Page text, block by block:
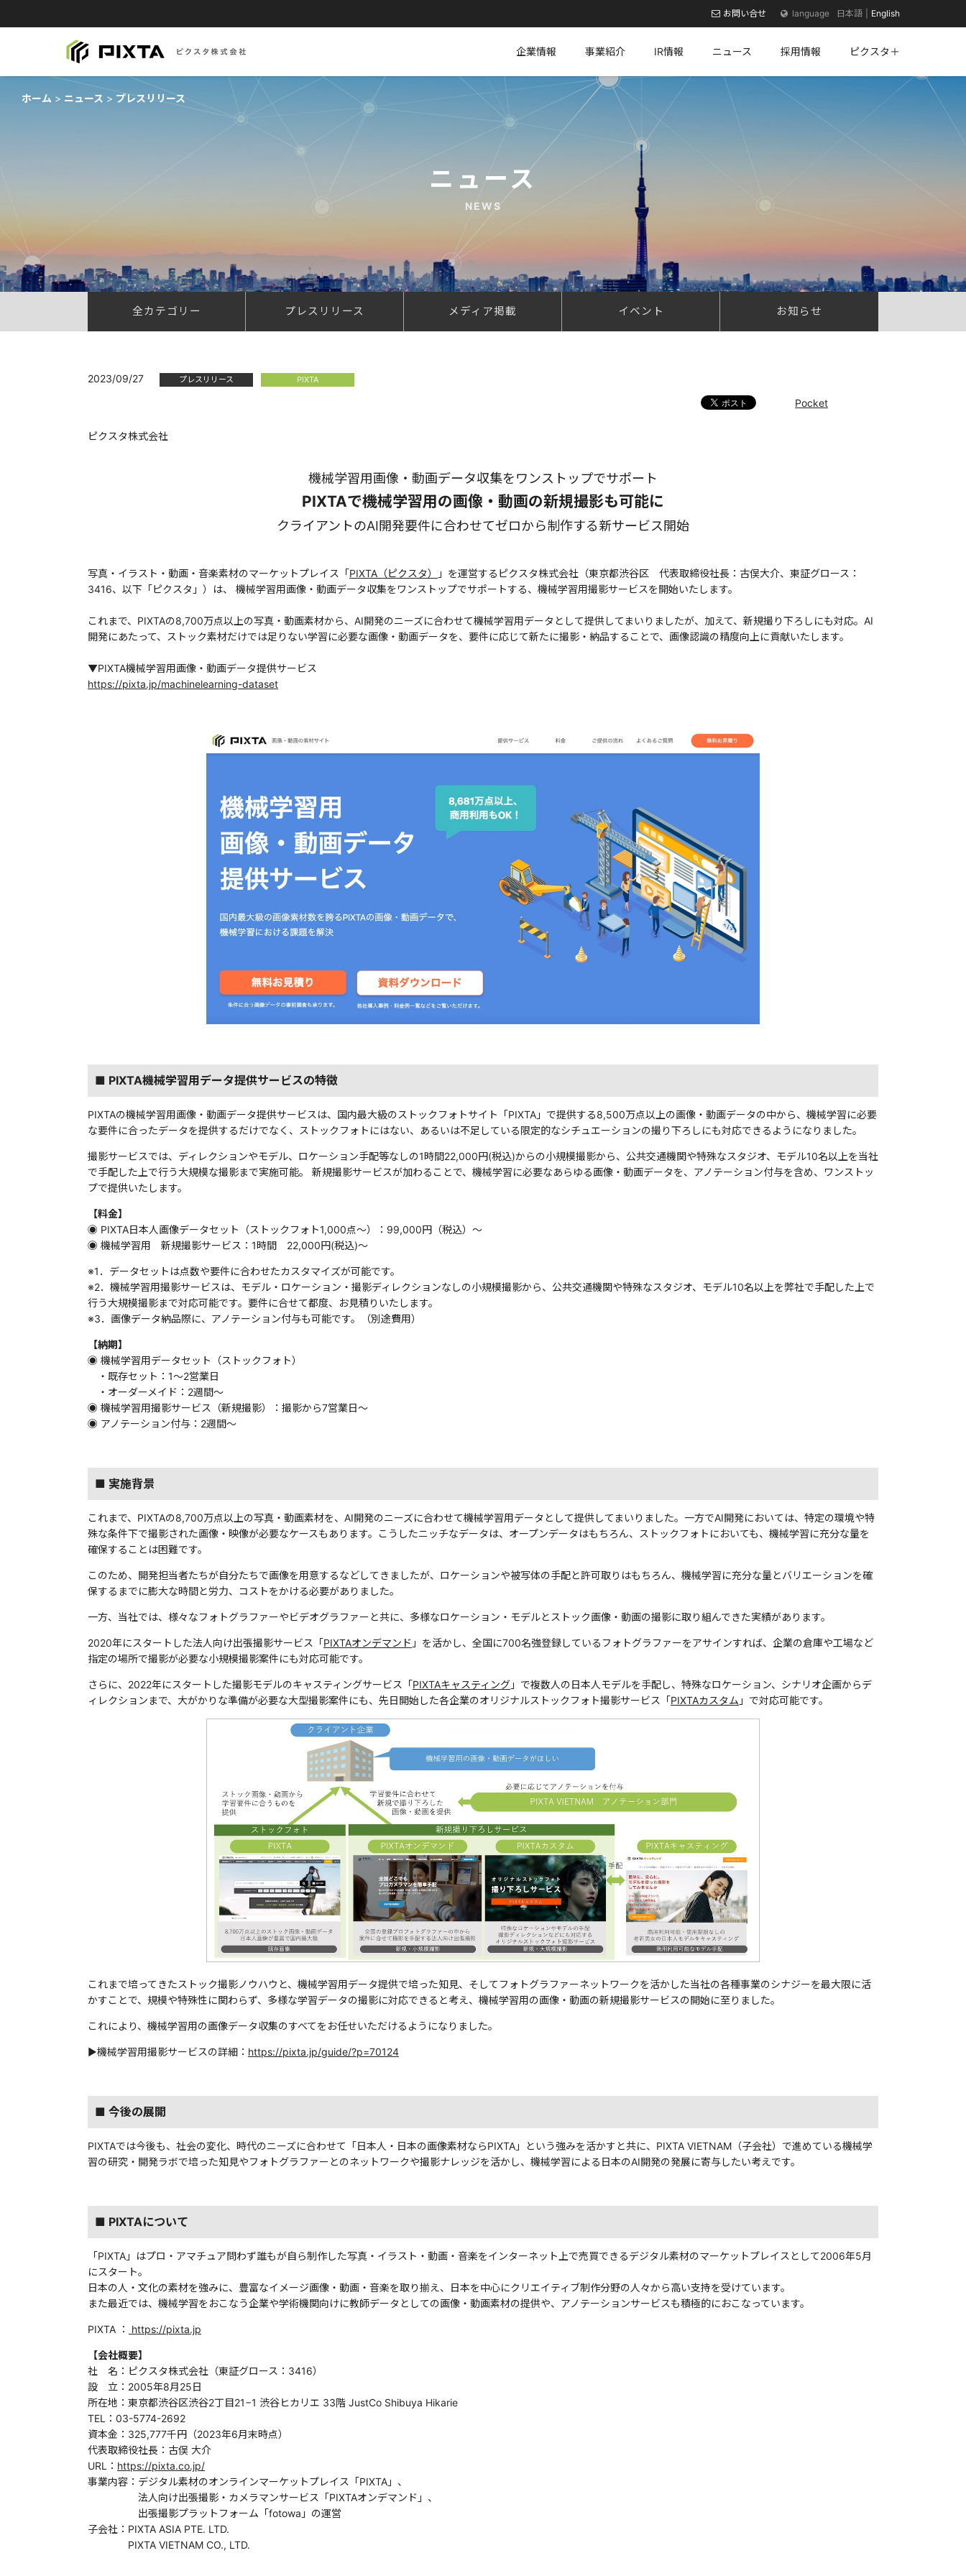
企業情報 事業紹介 IR情報 ニュース 採用情報 ピクスタ＋
お問い合せ 日本語 English
ホーム ニュース プレスリリース
ニュース
NEWS
全カテゴリー プレスリリース メディア掲載 イベント お知らせ
2023/09/27 プレスリリース PIXTA
Pocket
ピクスタ株式会社
機械学習用画像・動画データ収集をワンストップでサポート
PIXTAで機械学習用の画像・動画の新規撮影も可能に
クライアントのAI開発要件に合わせてゼロから制作する新サービス開始
写真・イラスト・動画・音楽素材のマーケットプレイス「PIXTA（ピクスタ）
」を運営するピクスタ株式会社（東京都渋谷区 代表取締役社長：古俣大介、東証グロース：
3416、以下「ピクスタ」）は、 機械学習用画像・動画データ収集をワンストップでサポートする、機械学習用撮影サービスを開始いたします。
これまで、PIXTAの8,700万点以上の写真・動画素材から、AI開発のニーズに合わせて機械学習用データとして提供してまいりましたが、加えて、新規撮り下ろしにも対応。AI
開発にあたって、ストック素材だけでは足りない学習に必要な画像・動画データを、要件に応じて新たに撮影・納品することで、画像認識の精度向上に貢献いたします。
▼PIXTA機械学習用画像・動画データ提供サービス
https://pixta.jp/machinelearning-dataset
■ PIXTA機械学習用データ提供サービスの特徴
PIXTAの機械学習用画像・動画データ提供サービスは、国内最大級のストックフォトサイト「PIXTA」で提供する8,500万点以上の画像・動画データの中から、機械学習に必要
な要件に合ったデータを提供するだけでなく、ストックフォトにはない、あるいは不足している限定的なシチュエーションの撮り下ろしにも対応できるようになりました。
撮影サービスでは、ディレクションやモデル、ロケーション手配等なしの1時間22,000円(税込)からの小規模撮影から、公共交通機関や特殊なスタジオ、モデル10名以上を当社
で手配した上で行う大規模な撮影まで実施可能。 新規撮影サービスが加わることで、機械学習に必要なあらゆる画像・動画データを、アノテーション付与を含め、ワンストッ
プで提供いたします。
【料金】
◉ PIXTA日本人画像データセット（ストックフォト1,000点〜）：99,000円（税込）〜
◉ 機械学習用 新規撮影サービス：1時間 22,000円(税込)〜
※1．データセットは点数や要件に合わせたカスタマイズが可能です。
※2．機械学習用撮影サービスは、モデル・ロケーション・撮影ディレクションなしの小規模撮影から、公共交通機関や特殊なスタジオ、モデル10名以上を弊社で手配した上で
行う大規模撮影まで対応可能です。要件に合せて都度、お見積りいたします。
※3．画像データ納品際に、アノテーション付与も可能です。（別途費用）
【納期】
◉ 機械学習用データセット（ストックフォト）
・既存セット：1〜2営業日
・オーダーメイド：2週間〜
◉ 機械学習用撮影サービス（新規撮影）：撮影から7営業日〜
◉ アノテーション付与：2週間〜
■ 実施背景
これまで、PIXTAの8,700万点以上の写真・動画素材を、AI開発のニーズに合わせて機械学習用データとして提供してまいりました。一方でAI開発においては、特定の環境や特
殊な条件下で撮影された画像・映像が必要なケースもあります。こうしたニッチなデータは、オープンデータはもちろん、ストックフォトにおいても、機械学習に充分な量を
確保することは困難です。
このため、開発担当者たちが自分たちで画像を用意するなどしてきましたが、ロケーションや被写体の手配と許可取りはもちろん、機械学習に充分な量とバリエーションを確
保するまでに膨大な時間と労力、コストをかける必要がありました。
一方、当社では、様々なフォトグラファーやビデオグラファーと共に、多様なロケーション・モデルとストック画像・動画の撮影に取り組んできた実績があります。
2020年にスタートした法人向け出張撮影サービス「PIXTAオンデマンド 」を活かし、全国に700名強登録しているフォトグラファーをアサインすれば、企業の倉庫や工場など
指定の場所で撮影が必要な小規模撮影案件にも対応可能です。
さらに、2022年にスタートした撮影モデルのキャスティングサービス「PIXTAキャスティング 」で複数人の日本人モデルを手配し、特殊なロケーション、シナリオ企画からデ
ィレクションまで、大がかりな準備が必要な大型撮影案件にも、先日開始した各企業のオリジナルストックフォト撮影サービス「PIXTAカスタム 」で対応可能です。
これまで培ってきたストック撮影ノウハウと、機械学習用データ提供で培った知見、そしてフォトグラファーネットワークを活かした当社の各種事業のシナジーを最大限に活
かすことで、規模や特殊性に関わらず、多様な学習データの撮影に対応できると考え、機械学習用の画像・動画の新規撮影サービスの開始に至りました。
これにより、機械学習用の画像データ収集のすべてをお任せいただけるようになりました。
▶機械学習用撮影サービスの詳細： https://pixta.jp/guide/?p=70124
■ 今後の展開
PIXTAでは今後も、社会の変化、時代のニーズに合わせて「日本人・日本の画像素材ならPIXTA」という強みを活かすと共に、PIXTA VIETNAM（子会社）で進めている機械学
習の研究・開発ラボで培った知見やフォトグラファーとのネットワークや撮影ナレッジを活かし、機械学習による日本のAI開発の発展に寄与したい考えです。
■ PIXTAについて
「PIXTA」はプロ・アマチュア問わず誰もが自ら制作した写真・イラスト・動画・音楽をインターネット上で売買できるデジタル素材のマーケットプレイスとして2006年5月
にスタート。
日本の人・文化の素材を強みに、豊富なイメージ画像・動画・音楽を取り揃え、日本を中心にクリエイティブ制作分野の人々から高い支持を受けています。
また最近では、機械学習をおこなう企業や学術機関向けに教師データとしての画像・動画素材の提供や、アノテーションサービスも積極的におこなっています。
PIXTA ： https://pixta.jp
【会社概要】
社 名：ピクスタ株式会社（東証グロース：3416）
設 立：2005年8月25日
所在地：東京都渋谷区渋谷2丁目21−1 渋谷ヒカリエ 33階 JustCo Shibuya Hikarie
TEL：03-5774-2692
資本金：325,777千円（2023年6月末時点）
代表取締役社長：古俣 大介
URL： https://pixta.co.jp/
事業内容：デジタル素材のオンラインマーケットプレイス「PIXTA」、
法人向け出張撮影・カメラマンサービス「PIXTAオンデマンド」、
出張撮影プラットフォーム「fotowa」の運営
子会社：PIXTA ASIA PTE. LTD.
PIXTA VIETNAM CO., LTD.